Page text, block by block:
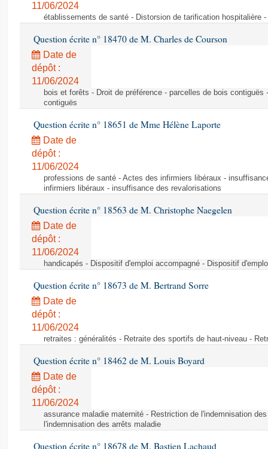
11/06/2024
établissements de santé - Distorsion de tarification hospitalière
Question écrite n° 18470 de M. Charles de Courson
Date de
dépôt :
11/06/2024
bois et forêts - Droit de préférence - parcelles de bois
contiguës
Question écrite n° 18651 de Mme Hélène Laporte
Date de
dépôt :
11/06/2024
professions de santé - Actes des infirmiers libéraux -
infirmiers libéraux - insuffisance des revalorisations
Question écrite n° 18563 de M. Christophe Naegelen
Date de
dépôt :
11/06/2024
handicapés - Dispositif d'emploi accompagné - Dispositif
Question écrite n° 18673 de M. Bertrand Sorre
Date de
dépôt :
11/06/2024
retraites : généralités - Retraite des sportifs de haut-niveau -
Question écrite n° 18462 de M. Louis Boyard
Date de
dépôt :
11/06/2024
assurance maladie maternité - Restriction de l'indemnisation
l'indemnisation des arrêts maladie
Question écrite n° 18678 de M. Bastien Lachaud